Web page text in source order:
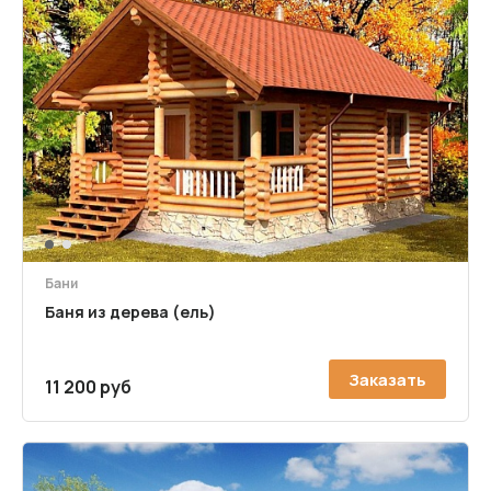
1 2
Бани
Баня из дерева (ель)
11 200 руб Заказать